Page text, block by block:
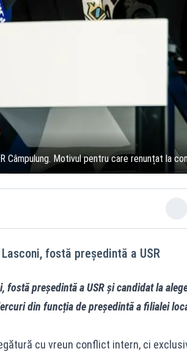
Câmpulung. Motivul pentru care renunțat la
fostă președintă a USR
fostă președintă a USR și candidat la
din funcția de președintă a filialei
cu vreun conflict intern, ci